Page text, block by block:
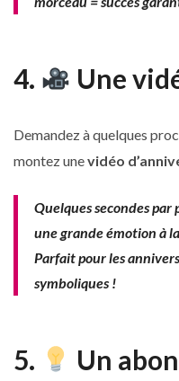
4. Une
Demandez à quelques
montez unevidéo
Quelques secondes
une grande émotion à
Parfait pour les
symboliques !
5.
Un